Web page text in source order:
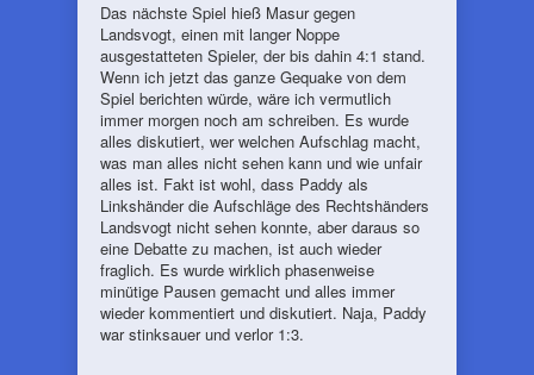
Das nächste Spiel hieß Masur gegen
Landsvogt, einen mit langer Noppe
ausgestatteten Spieler, der bis dahin 4:1 stand.
Wenn ich jetzt das ganze Gequake von dem
Spiel berichten würde, wäre ich vermutlich
immer morgen noch am schreiben. Es wurde
alles diskutiert, wer welchen Aufschlag macht,
was man alles nicht sehen kann und wie unfair
alles ist. Fakt ist wohl, dass Paddy als
Linkshänder die Aufschläge des Rechtshänders
Landsvogt nicht sehen konnte, aber daraus so
eine Debatte zu machen, ist auch wieder
fraglich. Es wurde wirklich phasenweise
minütige Pausen gemacht und alles immer
wieder kommentiert und diskutiert. Naja, Paddy
war stinksauer und verlor 1:3.